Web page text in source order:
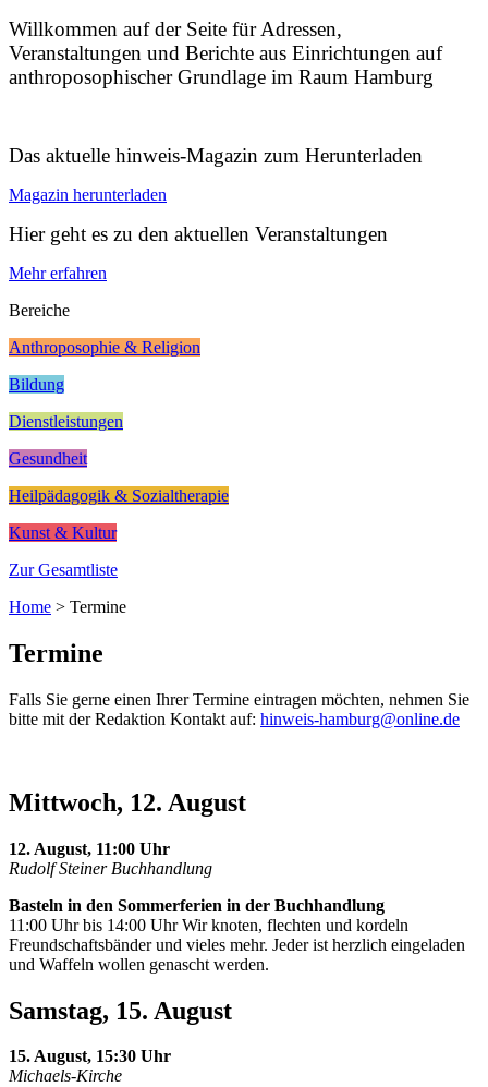
Willkommen auf der Seite für Adressen,
Veranstaltungen und Berichte aus Einrichtungen auf
anthroposophischer Grundlage im Raum Hamburg
Das aktuelle hinweis-Magazin zum Herunterladen
Magazin herunterladen
Hier geht es zu den aktuellen Veranstaltungen
Mehr erfahren
Bereiche
Anthroposophie & Religion
Bildung
Dienstleistungen
Gesundheit
Heilpädagogik & Sozialtherapie
Kunst & Kultur
Zur Gesamtliste
Home > Termine
Termine
Falls Sie gerne einen Ihrer Termine eintragen möchten, nehmen Sie
bitte mit der Redaktion Kontakt auf: hinweis-hamburg@online.de
Mittwoch, 12. August
12. August, 11:00 Uhr
Rudolf Steiner Buchhandlung
Basteln in den Sommerferien in der Buchhandlung
11:00 Uhr bis 14:00 Uhr Wir knoten, flechten und kordeln
Freundschaftsbänder und vieles mehr. Jeder ist herzlich eingeladen
und Waffeln wollen genascht werden.
Samstag, 15. August
15. August, 15:30 Uhr
Michaels-Kirche